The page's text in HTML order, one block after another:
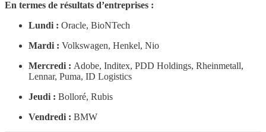
En termes de résultats d’entreprises :
Lundi : Oracle, BioNTech
Mardi : Volkswagen, Henkel, Nio
Mercredi : Adobe, Inditex, PDD Holdings, Rheinmetall,
Lennar, Puma, ID Logistics
Jeudi : Bolloré, Rubis
Vendredi : BMW